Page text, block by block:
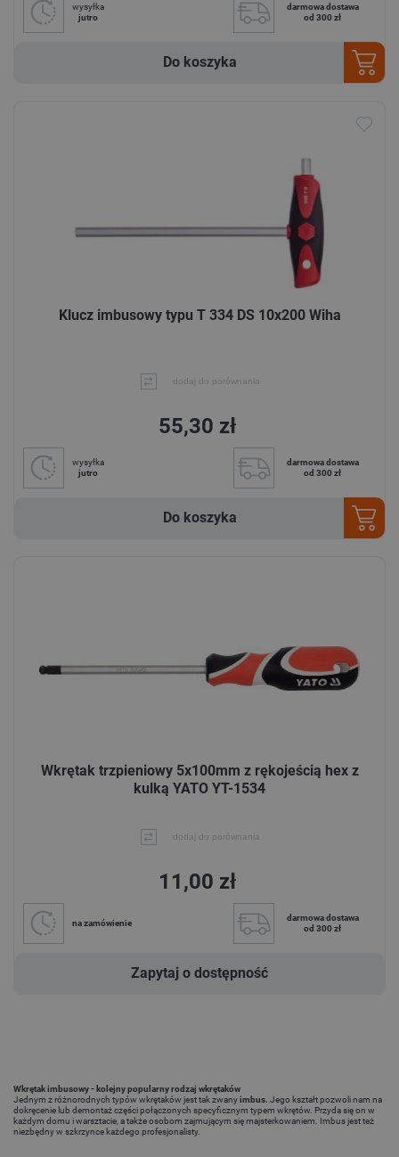
wysyłka
jutro
darmowa dostawa
od 300 zł
Do koszyka
Klucz imbusowy typu T 334 DS 10x200 Wiha
dodaj do porównania
55,30 zł
wysyłka
jutro
darmowa dostawa
od 300 zł
Do koszyka
Wkrętak trzpieniowy 5x100mm z rękojeścią hex z
kulką YATO YT-1534
dodaj do porównania
11,00 zł
na zamówienie
darmowa dostawa
od 300 zł
Zapytaj o dostępność
Wkrętak imbusowy - kolejny popularny rodzaj wkrętaków
Jednym z różnorodnych typów wkrętaków jest tak zwanyimbus. Jego kształt pozwoli nam na
dokręcenie lub demontaż części połączonych specyficznym typem wkrętów. Przyda się on w
każdym domu i warsztacie, a także osobom zajmującym się majsterkowaniem. Imbus jest też
niezbędny w szkrzynce każdego profesjonalisty.